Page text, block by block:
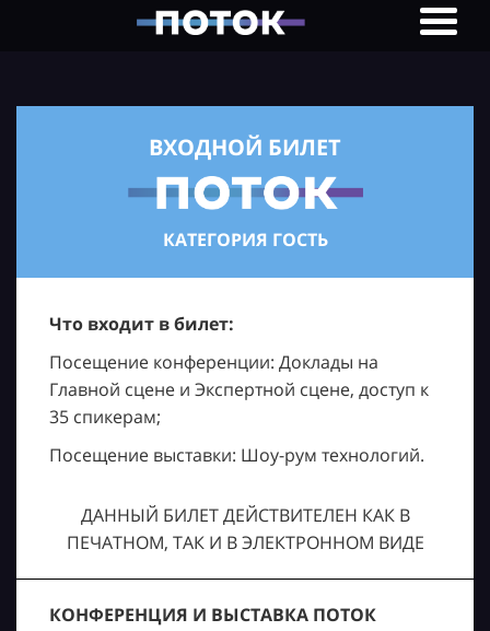
ВХОДНОЙ БИЛЕТ
КАТЕГОРИЯ ГОСТЬ
Что входит в билет:
Посещение конференции: Доклады на
Главной сцене и Экспертной сцене, доступ к
35 спикерам;
Посещение выставки: Шоу-рум технологий.
ДАННЫЙ БИЛЕТ ДЕЙСТВИТЕЛЕН КАК В
ПЕЧАТНОМ, ТАК И В ЭЛЕКТРОННОМ ВИДЕ
КОНФЕРЕНЦИЯ И ВЫСТАВКА ПОТОК